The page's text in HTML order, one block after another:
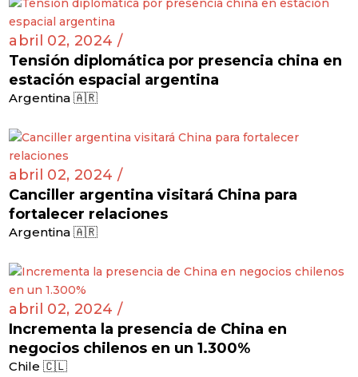
abril 02, 2024 /
Tensión diplomática por presencia china en
estación espacial argentina
Argentina 🇦🇷
abril 02, 2024 /
Canciller argentina visitará China para
fortalecer relaciones
Argentina 🇦🇷
abril 02, 2024 /
Incrementa la presencia de China en
negocios chilenos en un 1.300%
Chile 🇨🇱